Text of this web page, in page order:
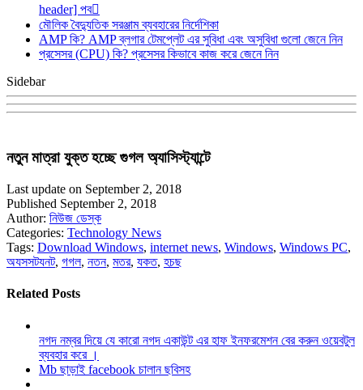
header] পব
মৌলিক বৈদ্যুতিক সরঞ্জাম ব্যবহারের নির্দেশিকা
AMP কি? AMP ব্লগার টেমপ্লেট এর সুবিধা এবং অসুবিধা গুলো জেনে নিন
প্রসেসর (CPU) কি? প্রসেসর কিভাবে কাজ করে জেনে নিন
Sidebar
নতুন মাত্রা যুক্ত হচ্ছে গুগল অ্যাসিস্ট্যান্টে
Last update on September 2, 2018
Published September 2, 2018
Author: নিউজ ডেস্ক
Categories: Technology News
Tags: Download Windows, internet news, Windows, Windows PC,
অযসসটযনট, গগল, নতন, মতর, যকত, হচছ
Related Posts
নগদ নম্বর দিয়ে যে কারো নগদ একাউন্ট এর হাফ ইনফরমেশন বের করুন ওয়েবটুল
ব্যবহার করে ।
Mb ছাড়াই facebook চালান ছবিসহ